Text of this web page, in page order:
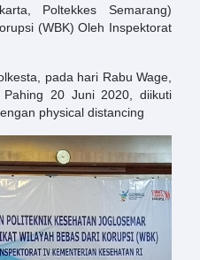
Poltekkes Semarang)
(WBK) Oleh Inspektorat
pada hari Rabu Wage,
20 Juni 2020, diikuti
physical distancing